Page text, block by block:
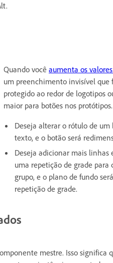
Quando você aumenta os
um preenchimento invisível que
protegido ao redor de logotipos
maior para botões nos protótipos.
Deseja alterar o rótulo de
texto, e o botão será
Deseja adicionar mais linhas
uma repetição de grade
grupo, e o plano de fundo
repetição de grade.
mestre. Isso significa